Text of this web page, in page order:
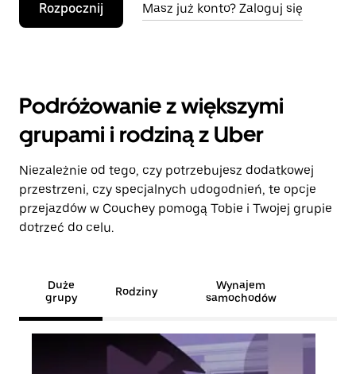
Rozpocznij Masz już konto? Zaloguj się
Podróżowanie z większymi
grupami i rodziną z Uber
Niezależnie od tego, czy potrzebujesz dodatkowej
przestrzeni, czy specjalnych udogodnień, te opcje
przejazdów w Couchey pomogą Tobie i Twojej grupie
dotrzeć do celu.
Duże
grupy
Rodziny
Wynajem
samochodów